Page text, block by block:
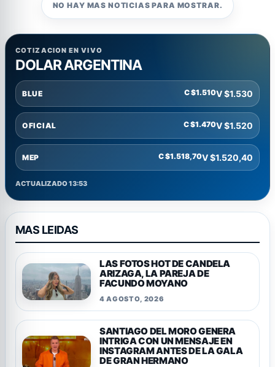
NO HAY MAS NOTICIAS PARA MOSTRAR.
COTIZACION EN VIVO
DOLAR ARGENTINA
BLUE C $1.510V $1.530
OFICIAL C $1.470V $1.520
MEP C $1.518,70V $1.520,40
ACTUALIZADO 13:53
MAS LEIDAS
LAS FOTOS HOT DE CANDELA
ARIZAGA, LA PAREJA DE
FACUNDO MOYANO
4 AGOSTO, 2026
SANTIAGO DEL MORO GENERA
INTRIGA CON UN MENSAJE EN
INSTAGRAM ANTES DE LA GALA
DE GRAN HERMANO